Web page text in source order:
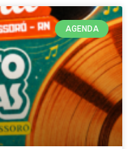
AGENDA